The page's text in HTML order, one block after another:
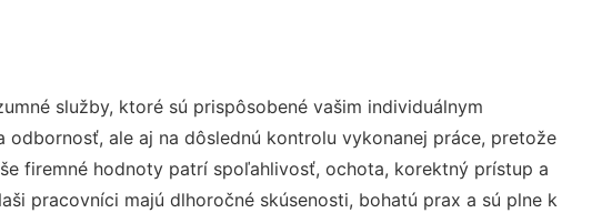
služby, ktoré sú prispôsobené vašim individuálnym
ale aj na dôslednú kontrolu vykonanej práce, pretože
firemné hodnoty patrí spoľahlivosť, ochota, korektný prístup a
pracovníci majú dlhoročné skúsenosti, bohatú prax a sú plne k